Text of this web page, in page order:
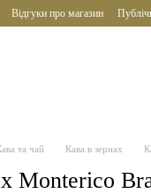
Відгуки про магазин
та чай Кава в зернах
Monterico